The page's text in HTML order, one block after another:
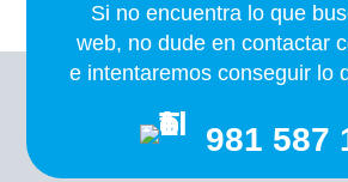
Si no encuentra lo que
web, no dude en contactar
e intentaremos conseguir lo
981 587